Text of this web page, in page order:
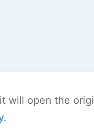
will open the
.